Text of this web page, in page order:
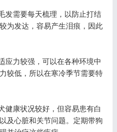
需要每天梳理，以防止打结
为发达，容易产生泪痕，因此
力较强，可以在各种环境中
较低，所以在寒冷季节需要特
康状况较好，但容易患有白
及心脏和关节问题。定期带狗